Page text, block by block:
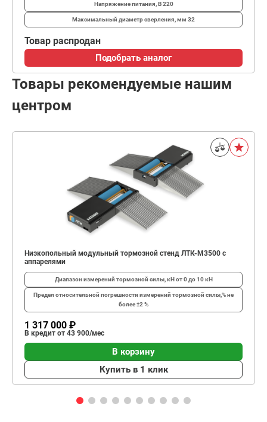
Напряжение питания, В220
Максимальный диаметр сверления, мм 32
Товар распродан
Подобрать аналог
Товары рекомендуемые нашим
центром
Низкопольный модульный тормозной стенд ЛТК-М3500 с
аппарелями
Диапазон измерений тормозной силы, кНот 0 до 10 кН
Предел относительной погрешности измерений тормозной силы,%не
более ±2 %
1 317 000 ₽
В кредит от 43 900/мес
В корзину
Купить в 1 клик